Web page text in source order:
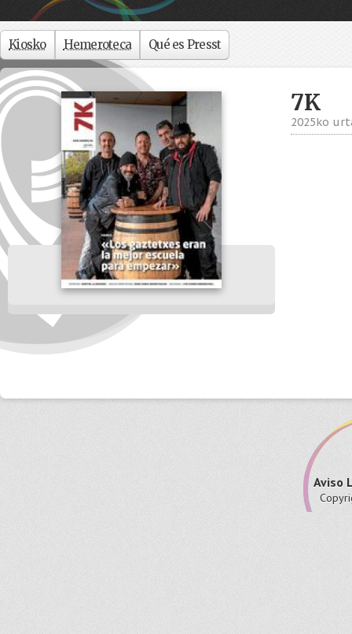
Kiosko Hemeroteca Qué es Presst
7K
2025ko
Aviso